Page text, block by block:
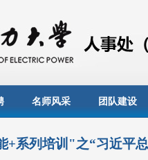
名师风采 团队建设
+系列培训"之“习近平